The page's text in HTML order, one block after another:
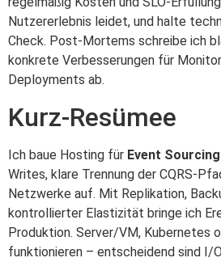
Nutzererlebnis leidet, und halte
Check. Post‑Mortems schreibe ich
konkrete Verbesserungen für
Deployments ab.
Kurz-Resümee
Ich baue Hosting für Event Sourcing
Writes, klare Trennung der CQRS-
Netzwerke auf. Mit Replikation,
kontrollierter Elastizität bringe ich
Produktion. Server/VM, Kubernetes
funktionieren – entscheidend sind I/